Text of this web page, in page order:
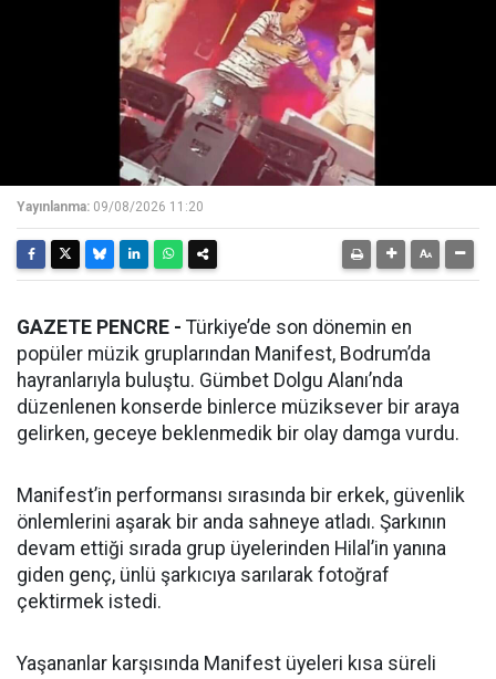
Yayınlanma: 09/08/2026 11:20
GAZETE PENCRE - Türkiye’de son dönemin en
popüler müzik gruplarından Manifest, Bodrum’da
hayranlarıyla buluştu. Gümbet Dolgu Alanı’nda
düzenlenen konserde binlerce müziksever bir araya
gelirken, geceye beklenmedik bir olay damga vurdu.
Manifest’in performansı sırasında bir erkek, güvenlik
önlemlerini aşarak bir anda sahneye atladı. Şarkının
devam ettiği sırada grup üyelerinden Hilal’in yanına
giden genç, ünlü şarkıcıya sarılarak fotoğraf
çektirmek istedi.
Yaşananlar karşısında Manifest üyeleri kısa süreli